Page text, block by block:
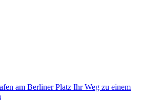
am Berliner Platz Ihr Weg zu einem